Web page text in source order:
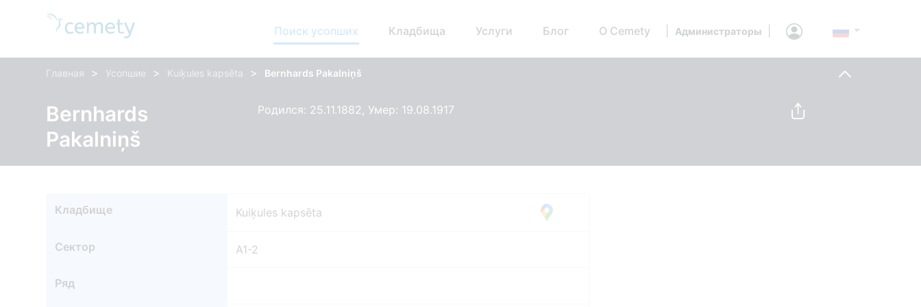
Поиск усопших Кладбища Услуги Блог О Cemety Администраторы
Главная > Усопшие > Kuiķules kapsēta > Bernhards Pakalniņš
Bernhards
Pakalniņš
Родился: 25.11.1882, Умер: 19.08.1917
Кладбище Kuiķules kapsēta
Сектор A1-2
Ряд